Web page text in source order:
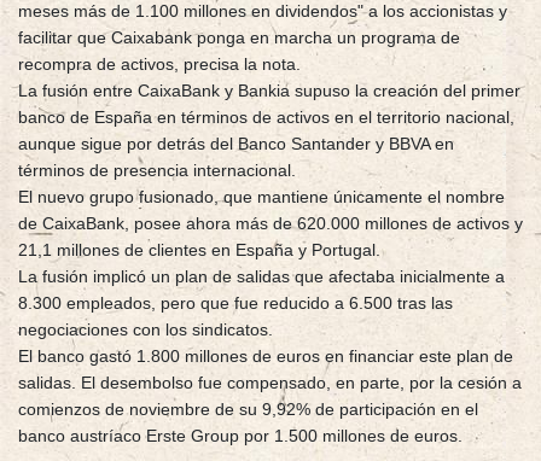
meses más de 1.100 millones en dividendos" a los accionistas y
facilitar que Caixabank ponga en marcha un programa de
recompra de activos, precisa la nota.
La fusión entre CaixaBank y Bankia supuso la creación del primer
banco de España en términos de activos en el territorio nacional,
aunque sigue por detrás del Banco Santander y BBVA en
términos de presencia internacional.
El nuevo grupo fusionado, que mantiene únicamente el nombre
de CaixaBank, posee ahora más de 620.000 millones de activos y
21,1 millones de clientes en España y Portugal.
La fusión implicó un plan de salidas que afectaba inicialmente a
8.300 empleados, pero que fue reducido a 6.500 tras las
negociaciones con los sindicatos.
El banco gastó 1.800 millones de euros en financiar este plan de
salidas. El desembolso fue compensado, en parte, por la cesión a
comienzos de noviembre de su 9,92% de participación en el
banco austríaco Erste Group por 1.500 millones de euros.